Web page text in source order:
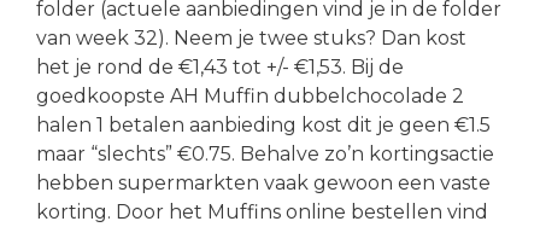
folder (actuele aanbiedingen vind je in de folder
van week 32). Neem je twee stuks? Dan kost
het je rond de €1,43 tot +/- €1,53. Bij de
goedkoopste AH Muffin dubbelchocolade 2
halen 1 betalen aanbieding kost dit je geen €1.5
maar “slechts” €0.75. Behalve zo’n kortingsactie
hebben supermarkten vaak gewoon een vaste
korting. Door het Muffins online bestellen vind